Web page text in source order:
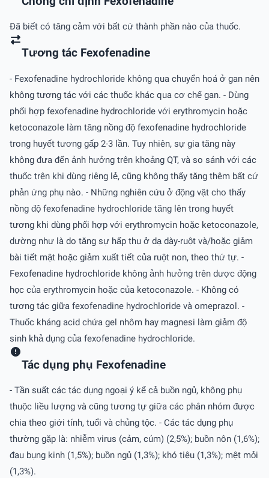
Ðã biết có tăng cảm với bất cứ thành phần nào của thuốc.
Tương tác Fexofenadine
- Fexofenadine hydrochloride không qua chuyển hoá ở gan nên
không tương tác với các thuốc khác qua cơ chế gan. - Dùng
phối hợp fexofenadine hydrochloride với erythromycin hoặc
ketoconazole làm tăng nồng độ fexofenadine hydrochloride
trong huyết tương gấp 2-3 lần. Tuy nhiên, sự gia tăng này
không đưa đến ảnh hưởng trên khoảng QT, và so sánh với các
thuốc trên khi dùng riêng lẻ, cũng không thấy tăng thêm bất cứ
phản ứng phụ nào. - Những nghiên cứu ở động vật cho thấy
nồng độ fexofenadine hydrochloride tăng lên trong huyết
tương khi dùng phối hợp với erythromycin hoặc ketoconazole,
dường như là do tăng sự hấp thu ở dạ dày-ruột và/hoặc giảm
bài tiết mật hoặc giảm xuất tiết của ruột non, theo thứ tự. -
Fexofenadine hydrochloride không ảnh hưởng trên dược động
học của erythromycin hoặc của ketoconazole. - Không có
tương tác giữa fexofenadine hydrochloride và omeprazol. -
Thuốc kháng acid chứa gel nhôm hay magnesi làm giảm độ
sinh khả dụng của fexofenadine hydrochloride.
Tác dụng phụ Fexofenadine
- Tần suất các tác dụng ngoại ý kể cả buồn ngủ, không phụ
thuộc liều lượng và cũng tương tự giữa các phân nhóm được
chia theo giới tính, tuổi và chủng tộc. - Các tác dụng phụ
thường gặp là: nhiễm virus (cảm, cúm) (2,5%); buồn nôn (1,6%);
đau bụng kinh (1,5%); buồn ngủ (1,3%); khó tiêu (1,3%); mệt mỏi
(1,3%).